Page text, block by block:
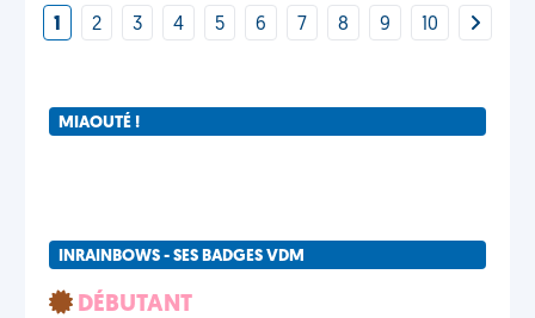
1 2 3 4 5 6 7 8 9 10
MIAOUTÉ !
INRAINBOWS - SES BADGES VDM
DÉBUTANT